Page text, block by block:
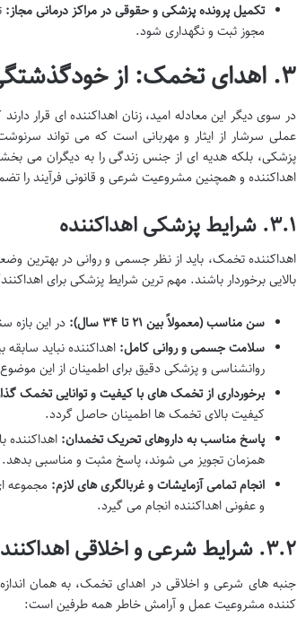
تکمیل پرونده پزشکی و حقوقی در مراکز درمانی مجاز:
مجوز ثبت و نگهداری شود.
۳. اهدای تخمک: از خودگذشتگی و بخشش حیات
در سوی دیگر این معادله امید، زنان اهداکننده ای قرار
عملی سرشار از ایثار و مهربانی است که می تواند
پزشکی، بلکه هدیه ای از جنس زندگی را به دیگران می
اهداکننده و همچنین مشروعیت شرعی و قانونی فرآیند را
۳.۱. شرایط پزشکی اهداکننده
اهداکننده تخمک، باید از نظر جسمی و روانی در بهترین
بالایی برخوردار باشند. مهم ترین شرایط پزشکی برای
سن مناسب (معمولاً بین ۲۱ تا ۳۴ سال):
در این بازه
سلامت جسمی و روانی کامل: اهداکننده نباید
روانشناسی و پزشکی دقیق برای اطمینان از این
برخورداری از تخمک های با کیفیت و توانایی تخمک
کیفیت بالای تخمک ها اطمینان حاصل گردد.
پاسخ مناسب به داروهای تحریک تخمدان: اهداکننده
همزمان تجویز می شوند، پاسخ مثبت و مناسبی بدهد.
انجام تمامی آزمایشات و غربالگری های لازم: مجموعه
و عفونی اهداکننده انجام می گیرد.
۳.۲. شرایط شرعی و اخلاقی اهداکننده
جنبه های شرعی و اخلاقی در اهدای تخمک، به همان
کننده مشروعیت عمل و آرامش خاطر همه طرفین است: